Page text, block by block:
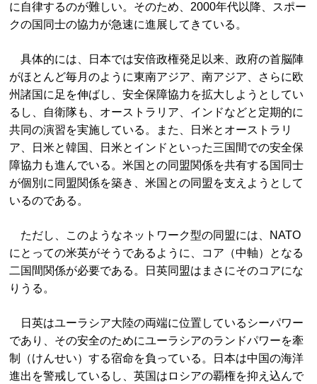
に自律するのが難しい。そのため、2000年代以降、スポー
クの国同士の協力が急速に進展してきている。
具体的には、日本では安倍政権発足以来、政府の首脳陣
がほとんど毎月のように東南アジア、南アジア、さらに欧
州諸国に足を伸ばし、安全保障協力を拡大しようとしてい
るし、自衛隊も、オーストラリア、インドなどと定期的に
共同の演習を実施している。また、日米とオーストラリ
ア、日米と韓国、日米とインドといった三国間での安全保
障協力も進んでいる。米国との同盟関係を共有する国同士
が個別に同盟関係を築き、米国との同盟を支えようとして
いるのである。
ただし、このようなネットワーク型の同盟には、NATO
にとっての米英がそうであるように、コア（中軸）となる
二国間関係が必要である。日英同盟はまさにそのコアにな
りうる。
日英はユーラシア大陸の両端に位置しているシーパワー
であり、その安全のためにユーラシアのランドパワーを牽
制（けんせい）する宿命を負っている。日本は中国の海洋
進出を警戒しているし、英国はロシアの覇権を抑え込んで